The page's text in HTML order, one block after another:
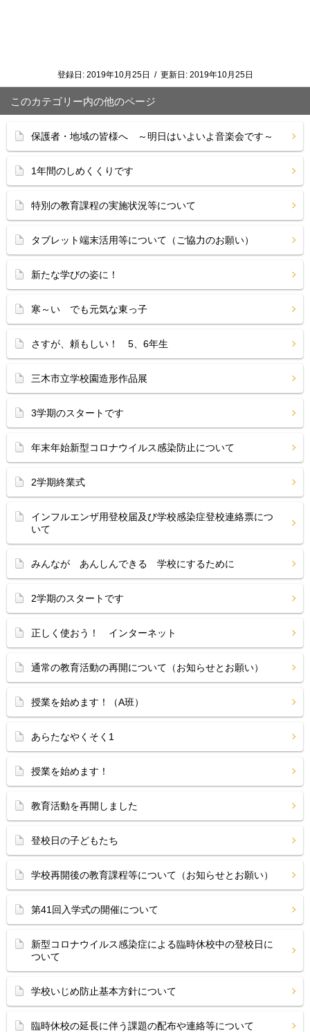
登録日: 2019年10月25日 / 更新日: 2019年10月25日
このカテゴリー内の他のページ
保護者・地域の皆様へ ～明日はいよいよ音楽会です～
1年間のしめくくりです
特別の教育課程の実施状況等について
タブレット端末活用等について（ご協力のお願い）
新たな学びの姿に！
寒～い でも元気な東っ子
さすが、頼もしい！ 5、6年生
三木市立学校園造形作品展
3学期のスタートです
年末年始新型コロナウイルス感染防止について
2学期終業式
インフルエンザ用登校届及び学校感染症登校連絡票につ
いて
みんなが あんしんできる 学校にするために
2学期のスタートです
正しく使おう！ インターネット
通常の教育活動の再開について（お知らせとお願い）
授業を始めます！（A班）
あらたなやくそく1
授業を始めます！
教育活動を再開しました
登校日の子どもたち
学校再開後の教育課程等について（お知らせとお願い）
第41回入学式の開催について
新型コロナウイルス感染症による臨時休校中の登校日に
ついて
学校いじめ防止基本方針について
臨時休校の延長に伴う課題の配布や連絡等について